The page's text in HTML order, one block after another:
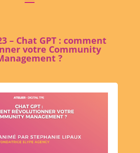
– Chat GPT : comment
votre Community
?